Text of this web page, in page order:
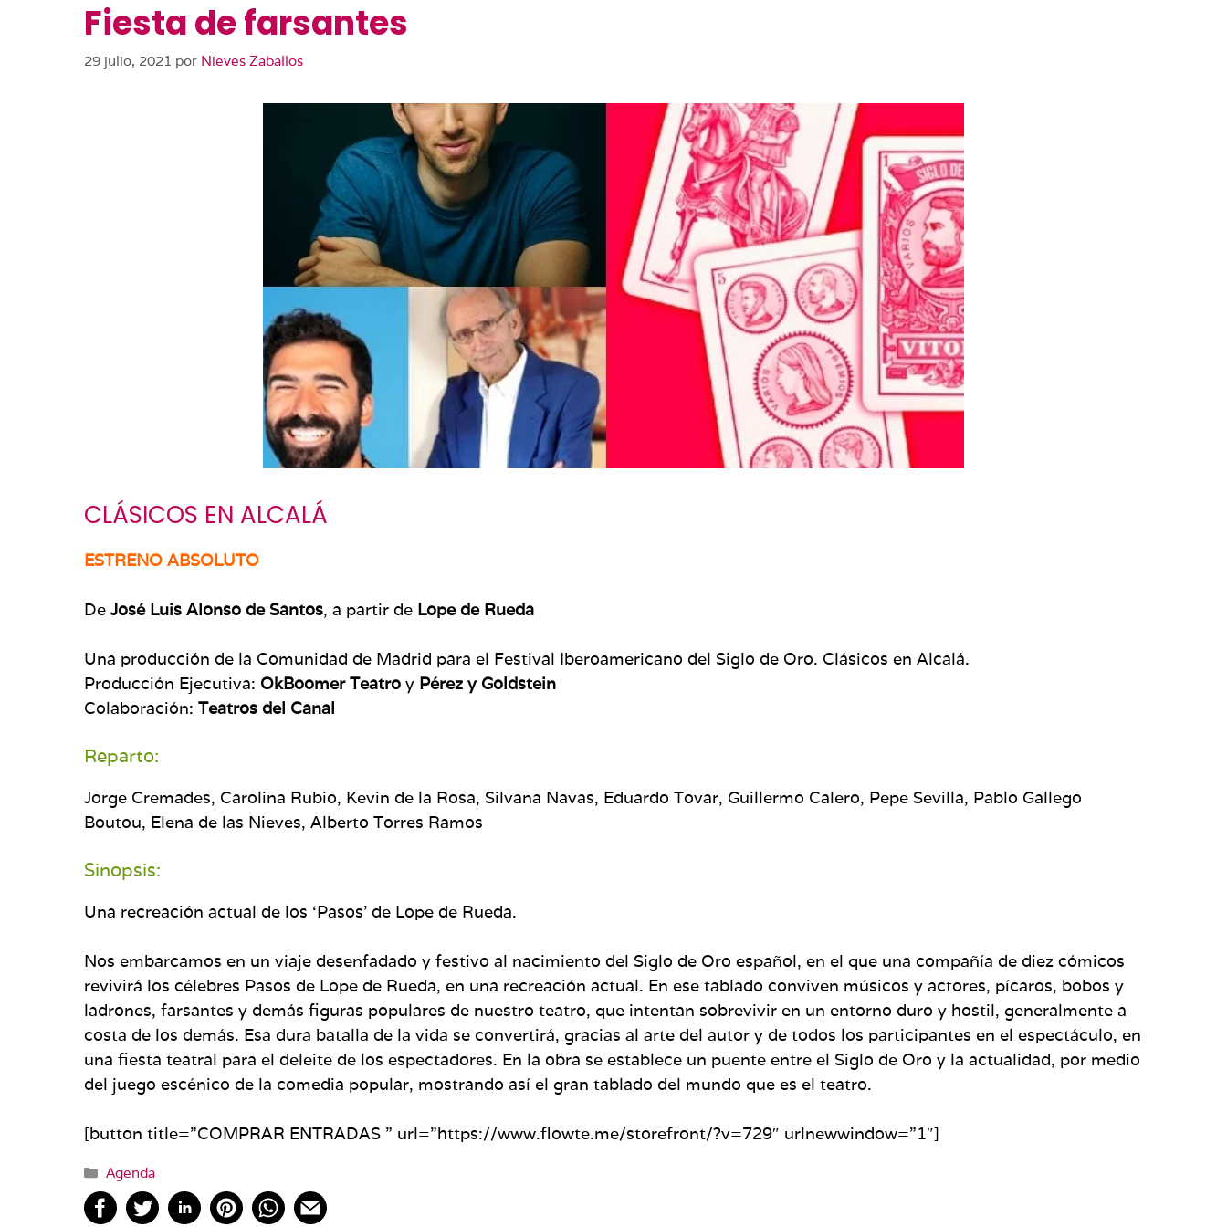
Fiesta de farsantes
29 julio, 2021 por Nieves Zaballos
CLÁSICOS EN ALCALÁ
ESTRENO ABSOLUTO
De José Luis Alonso de Santos, a partir de Lope de Rueda
Una producción de la Comunidad de Madrid para el Festival Iberoamericano del Siglo de Oro. Clásicos en Alcalá.
Producción Ejecutiva: OkBoomer Teatro y Pérez y Goldstein
Colaboración: Teatros del Canal
Reparto:
Jorge Cremades, Carolina Rubio, Kevin de la Rosa, Silvana Navas, Eduardo Tovar, Guillermo Calero, Pepe Sevilla, Pablo Gallego
Boutou, Elena de las Nieves, Alberto Torres Ramos
Sinopsis:
Una recreación actual de los ‘Pasos’ de Lope de Rueda.
Nos embarcamos en un viaje desenfadado y festivo al nacimiento del Siglo de Oro español, en el que una compañía de diez cómicos
revivirá los célebres Pasos de Lope de Rueda, en una recreación actual. En ese tablado conviven músicos y actores, pícaros, bobos y
ladrones, farsantes y demás figuras populares de nuestro teatro, que intentan sobrevivir en un entorno duro y hostil, generalmente a
costa de los demás. Esa dura batalla de la vida se convertirá, gracias al arte del autor y de todos los participantes en el espectáculo, en
una fiesta teatral para el deleite de los espectadores. En la obra se establece un puente entre el Siglo de Oro y la actualidad, por medio
del juego escénico de la comedia popular, mostrando así el gran tablado del mundo que es el teatro.
[button title=”COMPRAR ENTRADAS ” url=”https://www.flowte.me/storefront/?v=729″ urlnewwindow=”1″]
Categorías
Agenda